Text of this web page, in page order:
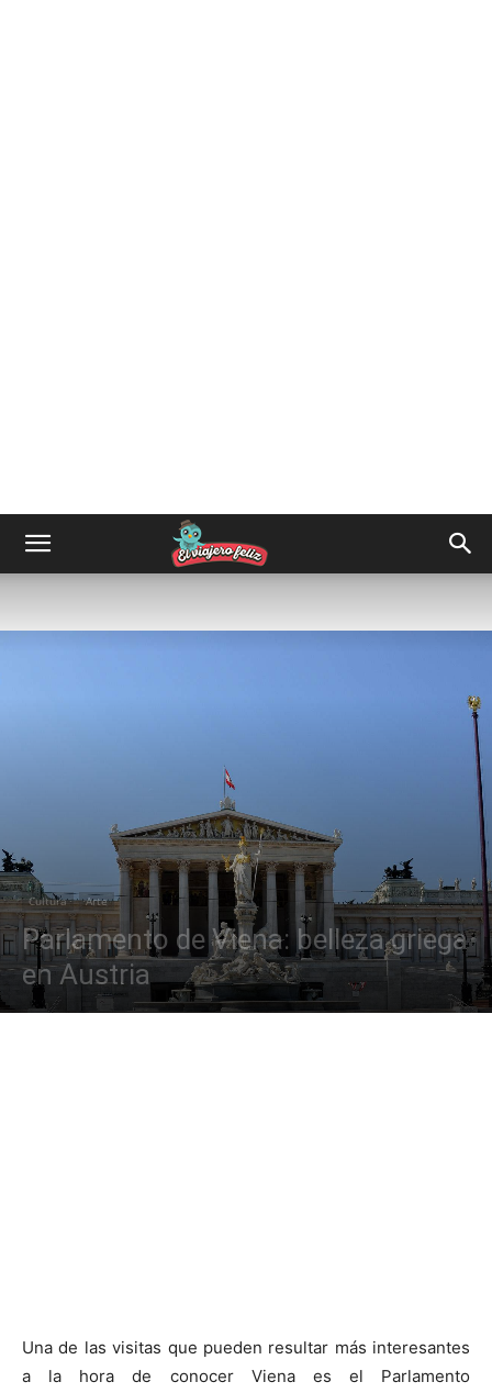
Cultura Arte
Parlamento de Viena: belleza griega
en Austria
Una de las visitas que pueden resultar más interesantes
a la hora de conocer Viena es el Parlamento